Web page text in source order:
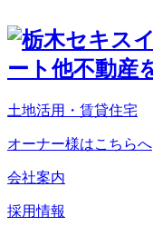
土地活用・賃貸住宅
オーナー様はこちらへ
会社案内
採用情報